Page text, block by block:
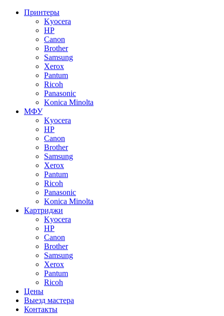
Принтеры
Kyocera
HP
Canon
Brother
Samsung
Xerox
Pantum
Ricoh
Panasonic
Konica Minolta
МФУ
Kyocera
HP
Canon
Brother
Samsung
Xerox
Pantum
Ricoh
Panasonic
Konica Minolta
Картриджи
Kyocera
HP
Canon
Brother
Samsung
Xerox
Pantum
Ricoh
Цены
Выезд мастера
Контакты